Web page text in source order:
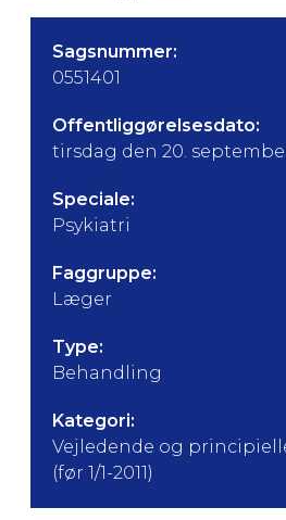
Sagsnummer:
0551401
Offentliggørelsesdato:
tirsdag den 20.
Speciale:
Psykiatri
Faggruppe:
Læger
Type:
Behandling
Kategori:
Vejledende og
(før 1/1-2011)